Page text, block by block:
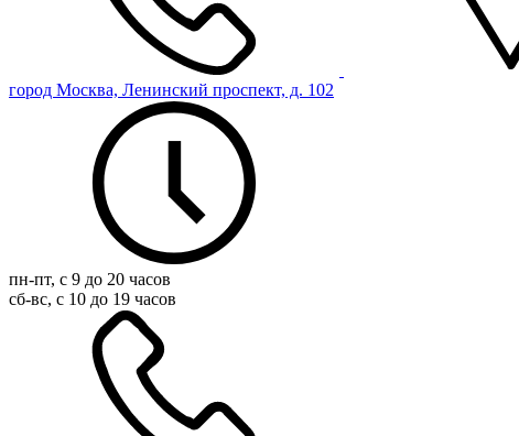
город Москва, Ленинский проспект, д. 102
пн-пт, с 9 до 20 часов
сб-вс, с 10 до 19 часов